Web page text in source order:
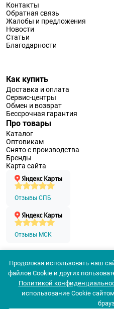
Контакты
Обратная связь
Жалобы и предложения
Новости
Статьи
Благодарности
Как купить
Доставка и оплата
Сервис-центры
Обмен и возврат
Бессрочная гарантия
Про товары
Каталог
Оптовикам
Снято с производства
Бренды
Карта сайта
Отзывы СПБ
Отзывы МСК
© 1994 — 2026 ООО
Политика
Согласие на
Согласие
Продолжая использовать наш
файлов Cookie и других
Политикой
использование Cookie